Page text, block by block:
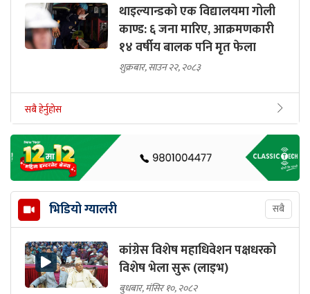
थाइल्यान्डको एक विद्यालयमा गोली
काण्ड: ६ जना मारिए, आक्रमणकारी
१४ वर्षीय बालक पनि मृत फेला
शुक्रबार, साउन २२, २०८३
सबै हेर्नुहोस
भिडियो ग्यालरी सबै
कांग्रेस विशेष महाधिवेशन पक्षधरको
विशेष भेला सुरू (लाइभ)
बुधबार, मंसिर १०, २०८२